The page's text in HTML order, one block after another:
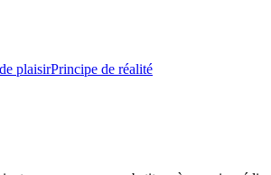
plaisirPrincipe de réalité